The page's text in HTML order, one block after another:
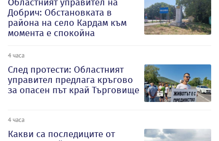
Добрич: Обстановката в
района на село Кардам към
момента е спокойна
4 часа
След протести: Областният
управител предлага кръгово
за опасен път край Търговище
4 часа
Какви са последиците от